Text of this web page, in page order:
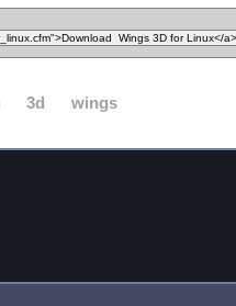
3d wings